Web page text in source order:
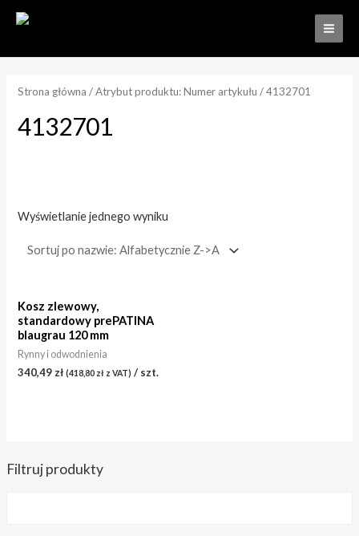
Filtruj produkty
Strona główna / Atrybut produktu: Numer artykułu / 4132701
4132701
Rynny i odwodnienia
Półokrągła
Kwadratowa (1)
Wyświetlanie jednego wyniku
Kosz zlewowy,
standardowy prePATINA
blaugrau 120 mm
Rynny i odwodnienia
340,49 zł (418,80 zł z VAT) / szt.